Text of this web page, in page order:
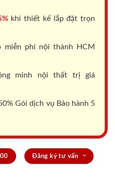
khi thiết kế lắp đặt trọn
miễn phí nội thành HCM
minh nội thất trị giá
Gói dịch vụ Bảo hành 5
Đăng ký tư vấn